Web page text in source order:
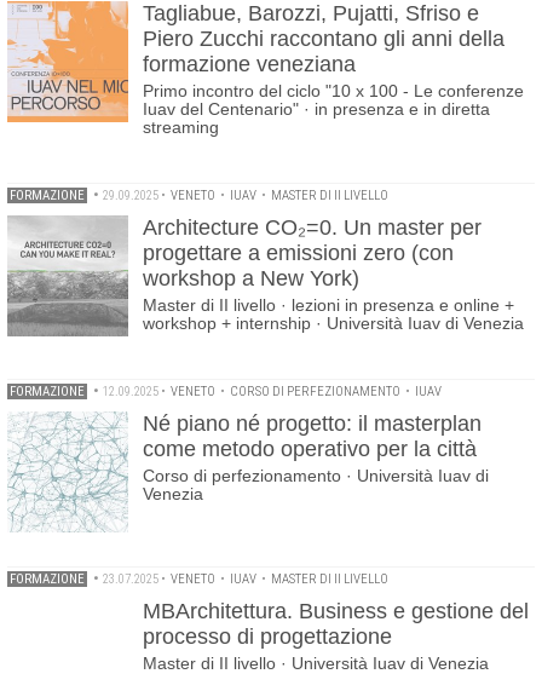
Tagliabue, Barozzi, Pujatti, Sfriso e
Piero Zucchi raccontano gli anni della
formazione veneziana
Primo incontro del ciclo "10 x 100 - Le conferenze
Iuav del Centenario" · in presenza e in diretta
streaming
FORMAZIONE • 29.09.2025 • VENETO • IUAV • MASTER DI II LIVELLO
Architecture CO₂=0. Un master per
progettare a emissioni zero (con
workshop a New York)
Master di II livello · lezioni in presenza e online +
workshop + internship · Università Iuav di Venezia
FORMAZIONE • 12.09.2025 • VENETO • CORSO DI PERFEZIONAMENTO • IUAV
Né piano né progetto: il masterplan
come metodo operativo per la città
Corso di perfezionamento · Università Iuav di
Venezia
FORMAZIONE • 23.07.2025 • VENETO • IUAV • MASTER DI II LIVELLO
MBArchitettura. Business e gestione del
processo di progettazione
Master di II livello · Università Iuav di Venezia